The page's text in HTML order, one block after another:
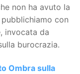
non ha avuto la
con
invocata da
burocrazia.
Ombra sulla